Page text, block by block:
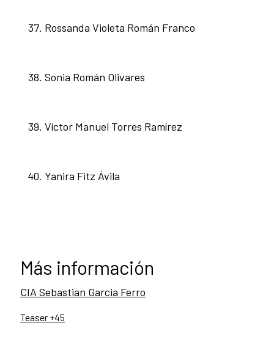
Rossanda Violeta Román Franco
Sonia Román Olivares
Víctor Manuel Torres Ramírez
Yanira Fitz Ávila
Más información
CIA Sebastian Garcia Ferro
Teaser +45